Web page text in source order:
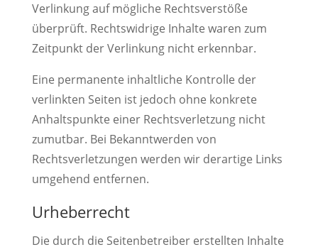
Verlinkung auf mögliche Rechtsverstöße
überprüft. Rechtswidrige Inhalte waren zum
Zeitpunkt der Verlinkung nicht erkennbar.
Eine permanente inhaltliche Kontrolle der
verlinkten Seiten ist jedoch ohne konkrete
Anhaltspunkte einer Rechtsverletzung nicht
zumutbar. Bei Bekanntwerden von
Rechtsverletzungen werden wir derartige Links
umgehend entfernen.
Urheberrecht
Die durch die Seitenbetreiber erstellten Inhalte